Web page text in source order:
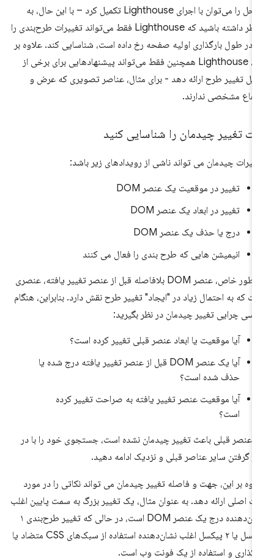
مراحل را می‌توان با اجرای Lighthouse تکمیل کرد – با این حال، به
خاطر داشته باشید که Lighthouse فقط می‌تواند تغییرات طرح‌بندی را
در طول بارگذاری اولیه صفحه رخ داده است، شناسایی کند. علاوه بر
این، Lighthouse همچنین فقط می‌تواند پیشنهادهایی برای برخی از
تغییر طرح ارائه دهد - برای مثال، عناصر تصویری که عرض و
مشخصی ندارند.
تغییر چیدمان را شناسایی کنید
چیدمان می تواند ناشی از رویدادهای زیر باشد:
تغییر در موقعیت یک عنصر DOM
تغییر در ابعاد یک عنصر DOM
درج یا حذف یک عنصر DOM
انیمیشن هایی که طرح بندی را فعال می کنند
به طور خاص، عنصر DOM بلافاصله قبل از عنصر تغییر یافته، عنصری
که به احتمال زیاد در "ایجاد" تغییر طرح نقش دارد. بنابراین، هنگام
چرایی تغییر چیدمان در نظر بگیرید:
آیا موقعیت یا ابعاد عنصر قبلی تغییر کرده است؟
آیا یک عنصر DOM قبل از عنصر تغییر یافته درج شده یا
حذف شده است؟
آیا موقعیت عنصر تغییر یافته به صراحت تغییر کرده
است؟
عنصر قبلی باعث تغییر چیدمان نشده است، جستجوی خود را با در
گرفتن سایر عناصر قبلی و نزدیک ادامه دهید.
بر این، جهت و فاصله تغییر چیدمان می تواند نکاتی را در مورد
اصلی ارائه دهد. به عنوان مثال، یک تغییر بزرگ به سمت پایین اغلب
نشان‌دهنده درج یک عنصر DOM است، در حالی که تغییر طرح‌بندی ۱
پیکسل یا ۲ پیکسل اغلب نشان‌دهنده استفاده از سبک‌های CSS متضاد یا
و استفاده از یک فونت وب است.